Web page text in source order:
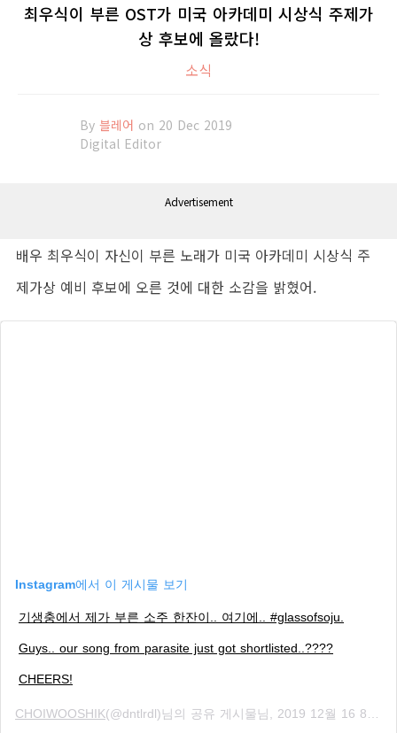
최우식이 부른 OST가 미국 아카데미 시상식 주제가
상 후보에 올랐다!
소식
By 블레어 on 20 Dec 2019
Digital Editor
Advertisement
배우 최우식이 자신이 부른 노래가 미국 아카데미 시상식 주
제가상 예비 후보에 오른 것에 대한 소감을 밝혔어.
Instagram에서 이 게시물 보기
기생충에서 제가 부른 소주 한잔이.. 여기에.. #glassofsoju.
Guys.. our song from parasite just got shortlisted..????
CHEERS!
CHOIWOOSHIK(@dntlrdl)님의 공유 게시물님, 2019 12월 16 8:26오후 PST